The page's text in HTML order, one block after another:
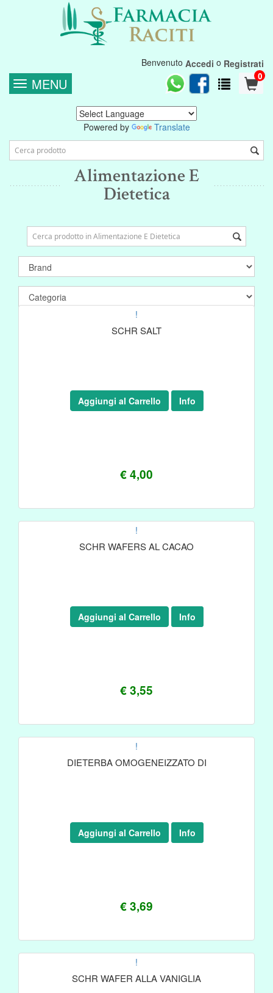
Benvenuto Accedi o Registrati
0
MENU
Powered by Translate
Alimentazione E
Dietetica
!
SCHR SALT
€ 4,00
Aggiungi al Carrello Info
!
SCHR WAFERS AL CACAO
€ 3,55
Aggiungi al Carrello Info
!
DIETERBA OMOGENEIZZATO DI
€ 3,69
Aggiungi al Carrello Info
!
SCHR WAFER ALLA VANIGLIA